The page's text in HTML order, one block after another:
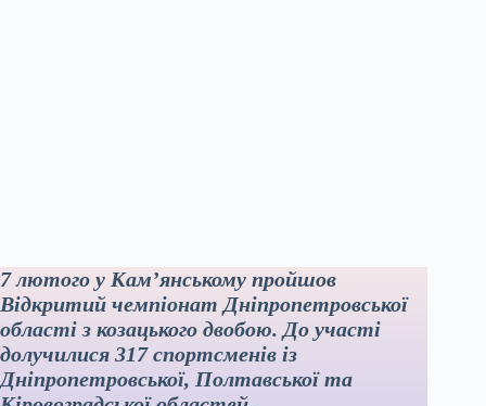
7 лютого у Кам’янському пройшов
Відкритий чемпіонат Дніпропетровської
області з козацького двобою. До участі
долучилися 317 спортсменів із
Дніпропетровської, Полтавської та